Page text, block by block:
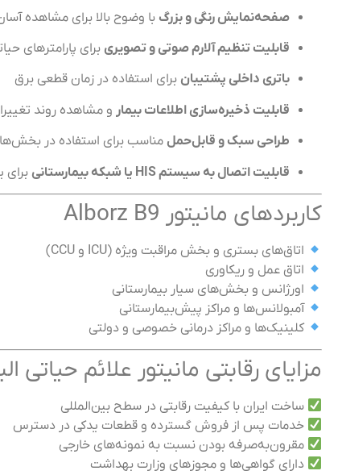
صفحه‌نمایش رنگی و بزرگ با وضوح بالا برای مشاهده
قابلیت تنظیم آلارم صوتی و تصویری برای پارامترهای
باتری داخلی پشتیبان برای استفاده در زمان قطعی برق
قابلیت ذخیره‌سازی اطلاعات بیمار و مشاهده روند
طراحی سبک و قابل‌حمل مناسب برای استفاده در
قابلیت اتصال به سیستم HIS یا شبکه بیمارستانی
برای
کاربردهای مانیتور Alborz B9
اتاق‌های بستری و بخش مراقبت ویژه (ICU و CCU)
اتاق عمل و ریکاوری
اورژانس و بخش‌های سیار بیمارستانی
آمبولانس‌ها و مراکز پیش‌بیمارستانی
کلینیک‌ها و مراکز درمانی خصوصی و دولتی
مزایای رقابتی مانیتور علائم حیاتی
ساخت ایران با کیفیت رقابتی در سطح بین‌المللی
خدمات پس از فروش گسترده و قطعات یدکی در دسترس
مقرون‌به‌صرفه بودن نسبت به نمونه‌های خارجی
دارای گواهی‌ها و مجوزهای وزارت بهداشت